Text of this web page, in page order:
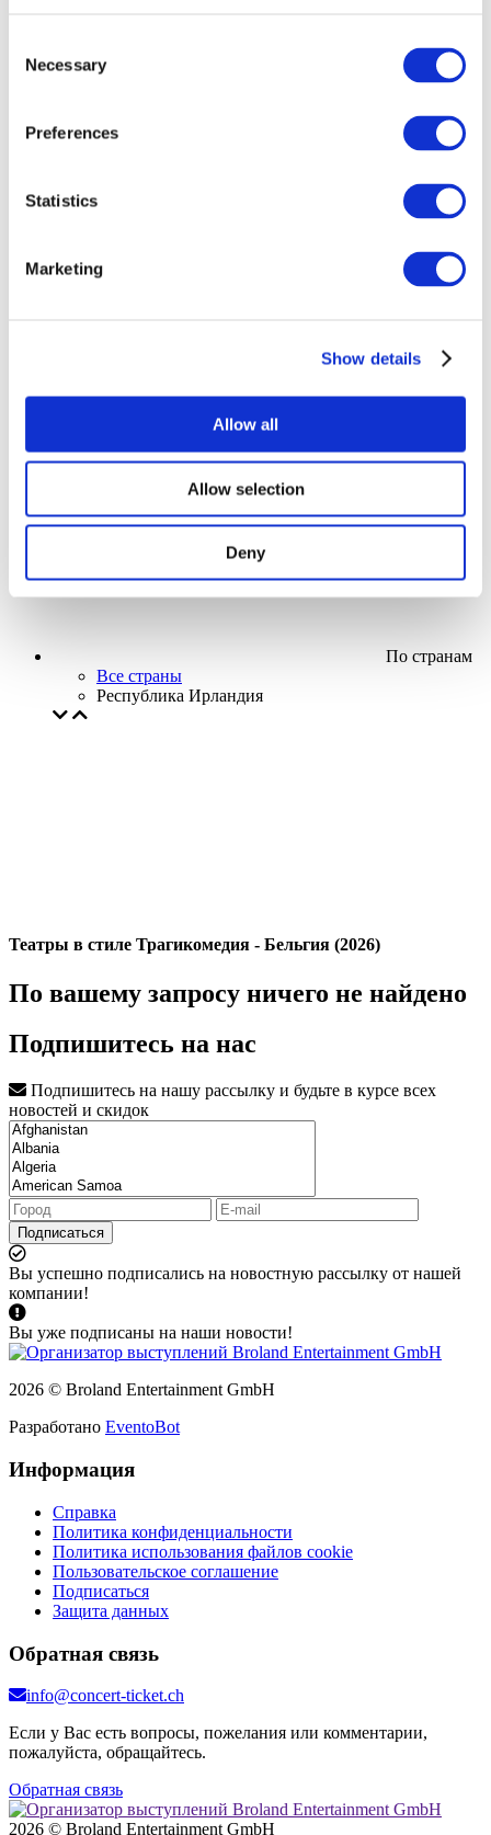
Selection
Necessary
Preferences
Statistics
Marketing
Show details
Allow all
Allow selection
Deny
Творческий вечер
Наше спецпредложение
Применить
По странам
Все страны
Республика Ирландия
Театры в стиле Трагикомедия - Бельгия (2026)
По вашему запросу ничего не найдено
Подпишитесь на нас
Подпишитесь на нашу рассылку и будьте в курсе всех
новостей и скидок
Подписаться
Вы успешно подписались на новостную рассылку от нашей
компании!
Вы уже подписаны на наши новости!
2026 © Broland Entertainment GmbH
Разработано EventoBot
Информация
Справка
Политика конфиденциальности
Политика использования файлов cookie
Пользовательское соглашение
Подписаться
Защита данных
Обратная связь
info@concert-ticket.ch
Если у Вас есть вопросы, пожелания или комментарии,
пожалуйста, обращайтесь.
Обратная связь
2026 © Broland Entertainment GmbH